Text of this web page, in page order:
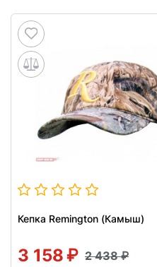
Кепка Remington (Камыш)
3 158 2 438